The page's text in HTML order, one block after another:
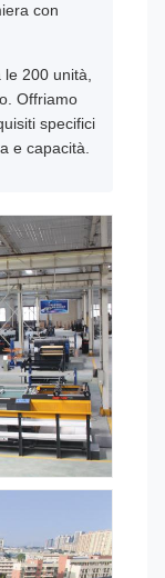
con
le 200 unità,
Offriamo
specifici
e capacità.